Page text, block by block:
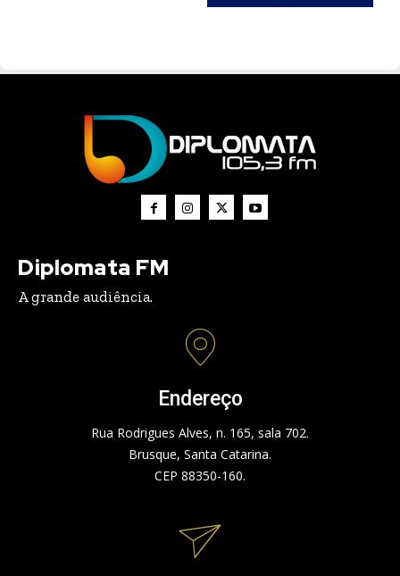
Diplomata FM
A grande audiência.
Endereço
Rua Rodrigues Alves, n. 165, sala 702.
Brusque, Santa Catarina.
CEP 88350-160.